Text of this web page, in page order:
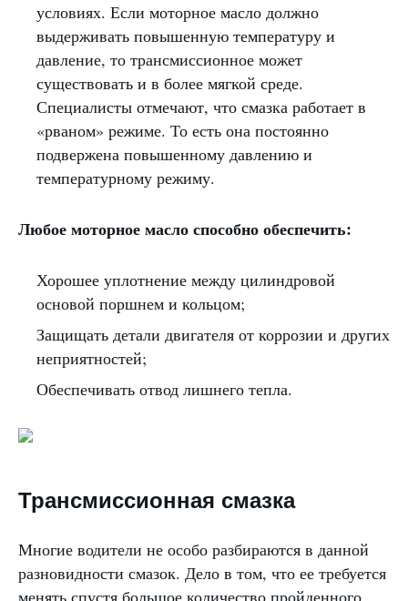
условиях. Если моторное масло должно
выдерживать повышенную температуру и
давление, то трансмиссионное может
существовать и в более мягкой среде.
Специалисты отмечают, что смазка работает в
«рваном» режиме. То есть она постоянно
подвержена повышенному давлению и
температурному режиму.
Любое моторное масло способно обеспечить:
Хорошее уплотнение между цилиндровой
основой поршнем и кольцом;
Защищать детали двигателя от коррозии и других
неприятностей;
Обеспечивать отвод лишнего тепла.
Трансмиссионная смазка
Многие водители не особо разбираются в данной
разновидности смазок. Дело в том, что ее требуется
менять спустя большое количество пройденного